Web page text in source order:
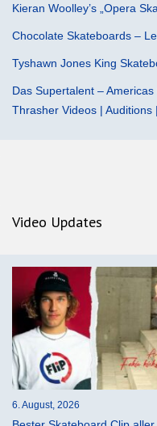
Kieran Woolley’s „Opera
Chocolate Skateboards –
Tyshawn Jones King
Das Supertalent –
Thrasher Videos | Auditions
Video Updates
6. August, 2026